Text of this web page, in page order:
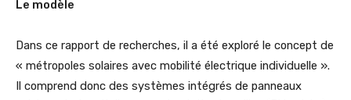
Le modèle
Dans ce rapport de recherches, il a été exploré le concept de
« métropoles solaires avec mobilité électrique individuelle ».
Il comprend donc des systèmes intégrés de panneaux